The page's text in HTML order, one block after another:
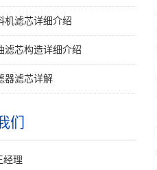
机滤芯详细介绍
滤芯构造详细介绍
器滤芯详解
们
经理